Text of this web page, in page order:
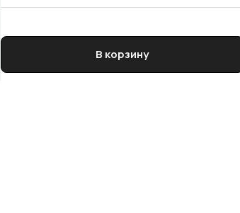
Количество товара Водолазка женская
В корзину